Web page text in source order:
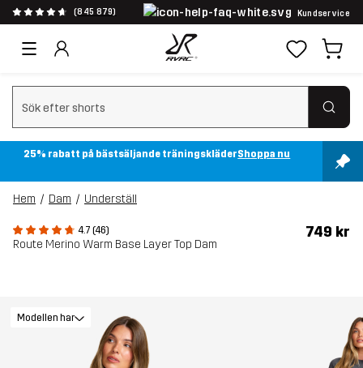
(845 879) Kundservice
Rensa sök
25% rabatt på bästsäljande träningskläderShoppa nu
Hem Dam Underställ
4.7 (46)
Route Merino Warm Base Layer Top Dam
749 kr
Modellen har